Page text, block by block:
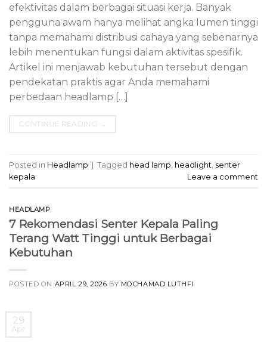
efektivitas dalam berbagai situasi kerja. Banyak
pengguna awam hanya melihat angka lumen tinggi
tanpa memahami distribusi cahaya yang sebenarnya
lebih menentukan fungsi dalam aktivitas spesifik.
Artikel ini menjawab kebutuhan tersebut dengan
pendekatan praktis agar Anda memahami
perbedaan headlamp […]
Posted in Headlamp | Tagged head lamp headlight senter
kepala
Leave a comment
HEADLAMP
7 Rekomendasi Senter Kepala Paling
Terang Watt Tinggi untuk Berbagai
Kebutuhan
POSTED ON APRIL 29, 2026 BY MOCHAMAD LUTHFI